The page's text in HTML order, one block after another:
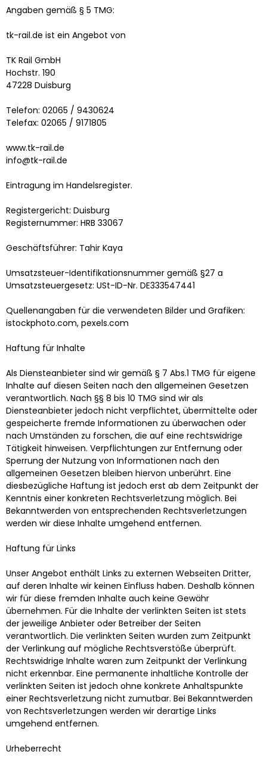
Angaben gemäß § 5 TMG:
tk-rail.de ist ein Angebot von
TK Rail GmbH
Hochstr. 190
47228 Duisburg
Telefon: 02065 / 9430624
Telefax: 02065 / 9171805
www.tk-rail.de
info@tk-rail.de
Eintragung im Handelsregister.
Registergericht: Duisburg
Registernummer: HRB 33067
Geschäftsführer: Tahir Kaya
Umsatzsteuer-Identifikationsnummer gemäß §27 a
Umsatzsteuergesetz: USt-ID-Nr. DE333547441
Quellenangaben für die verwendeten Bilder und Grafiken:
istockphoto.com, pexels.com
Haftung für Inhalte
Als Diensteanbieter sind wir gemäß § 7 Abs.1 TMG für eigene
Inhalte auf diesen Seiten nach den allgemeinen Gesetzen
verantwortlich. Nach §§ 8 bis 10 TMG sind wir als
Diensteanbieter jedoch nicht verpflichtet, übermittelte oder
gespeicherte fremde Informationen zu überwachen oder
nach Umständen zu forschen, die auf eine rechtswidrige
Tätigkeit hinweisen. Verpflichtungen zur Entfernung oder
Sperrung der Nutzung von Informationen nach den
allgemeinen Gesetzen bleiben hiervon unberührt. Eine
diesbezügliche Haftung ist jedoch erst ab dem Zeitpunkt der
Kenntnis einer konkreten Rechtsverletzung möglich. Bei
Bekanntwerden von entsprechenden Rechtsverletzungen
werden wir diese Inhalte umgehend entfernen.
Haftung für Links
Unser Angebot enthält Links zu externen Webseiten Dritter,
auf deren Inhalte wir keinen Einfluss haben. Deshalb können
wir für diese fremden Inhalte auch keine Gewähr
übernehmen. Für die Inhalte der verlinkten Seiten ist stets
der jeweilige Anbieter oder Betreiber der Seiten
verantwortlich. Die verlinkten Seiten wurden zum Zeitpunkt
der Verlinkung auf mögliche Rechtsverstöße überprüft.
Rechtswidrige Inhalte waren zum Zeitpunkt der Verlinkung
nicht erkennbar. Eine permanente inhaltliche Kontrolle der
verlinkten Seiten ist jedoch ohne konkrete Anhaltspunkte
einer Rechtsverletzung nicht zumutbar. Bei Bekanntwerden
von Rechtsverletzungen werden wir derartige Links
umgehend entfernen.
Urheberrecht